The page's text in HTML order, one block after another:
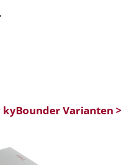
kyBounder Varianten >